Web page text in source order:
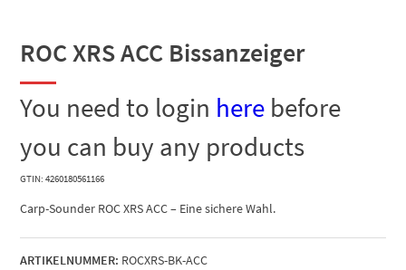
ROC XRS ACC Bissanzeiger
You need to login here before
you can buy any products
GTIN: 4260180561166
Carp-Sounder ROC XRS ACC – Eine sichere Wahl.
ARTIKELNUMMER: ROCXRS-BK-ACC